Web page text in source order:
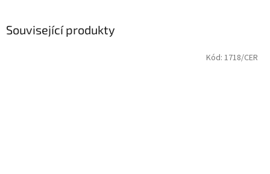
Související produkty
Kód: 1718/CER